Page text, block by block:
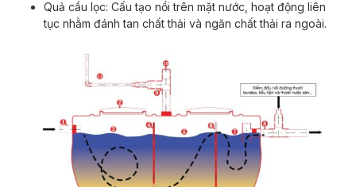
Quả cầu lọc: Cấu tạo nổi trên mặt nước, hoạt động liên
tục nhằm đánh tan chất thải và ngăn chất thải ra ngoài.